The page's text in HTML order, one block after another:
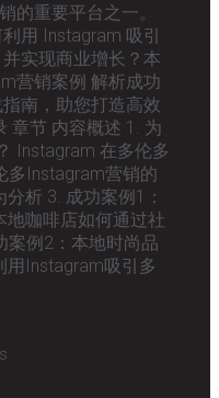
的重要平台之一。
用 Instagram 吸引
实现商业增长？本
营销案例 解析成功
南，助您打造高效
章节 内容概述 1. 为
Instagram 在多伦多
多Instagram营销的
析 3. 成功案例1：
地咖啡店如何通过社
案例2：本地时尚品
用Instagram吸引多